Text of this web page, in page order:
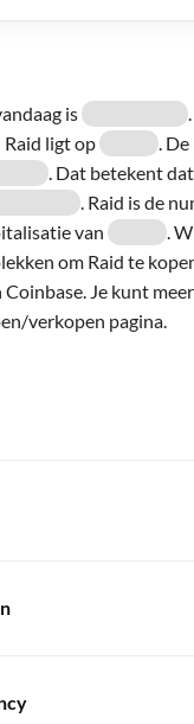
is
ligt op
.
. Dat betekent
. Raid is de
van
.
om Raid te
Je kunt
verkopen pagina.